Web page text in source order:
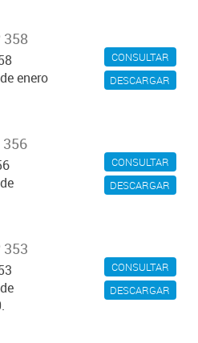
CONSULTAR
DESCARGAR
358
enero
CONSULTAR
DESCARGAR
CONSULTAR
DESCARGAR